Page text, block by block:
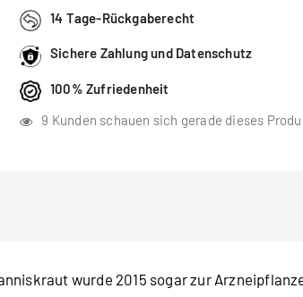
14 Tage-Rückgaberecht
Sichere Zahlung und Datenschutz
100% Zufriedenheit
9 Kunden schauen sich gerade dieses
wurde 2015 sogar zur